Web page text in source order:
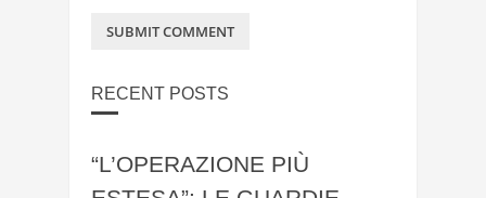
RECENT POSTS
“L’OPERAZIONE PIÙ